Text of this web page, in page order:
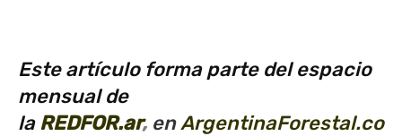
Este artículo forma parte del espacio
mensual de
la REDFOR.ar, enArgentinaForestal.co